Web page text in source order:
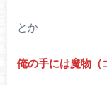
とか
俺の手には魔物（